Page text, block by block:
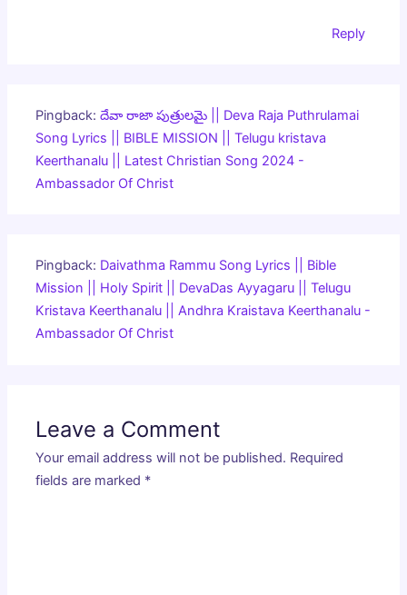
Reply
Pingback:దేవా రాజా పుత్రులమై || Deva Raja Puthrulamai
Song Lyrics || BIBLE MISSION || Telugu kristava
Keerthanalu || Latest Christian Song 2024 -
Ambassador Of Christ
Pingback: Daivathma Rammu Song Lyrics || Bible
Mission || Holy Spirit || DevaDas Ayyagaru || Telugu
Kristava Keerthanalu || Andhra Kraistava Keerthanalu -
Ambassador Of Christ
Leave a Comment
Your email address will not be published. Required
fields are marked *